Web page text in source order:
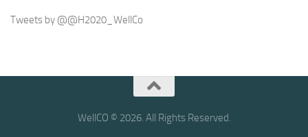
Tweets by @@H2020_WellCo
WellCO © 2026. All Rights Reserved.